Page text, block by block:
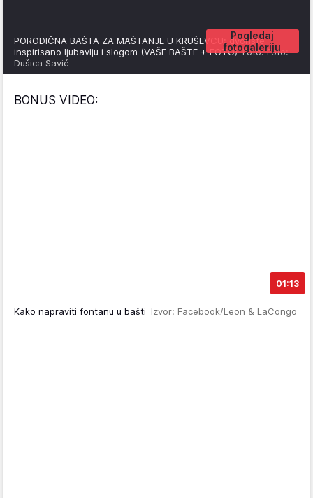
Pogledaj
fotogaleriju
PORODIČNA BAŠTA ZA MAŠTANJE U KRUŠEVCU: dvorište
inspirisano ljubavlju i slogom (VAŠE BAŠTE + FOTO)Foto: Foto:
Dušica Savić
BONUS VIDEO:
01:13
Kako napraviti fontanu u bašti Izvor: Facebook/Leon & LaCongo